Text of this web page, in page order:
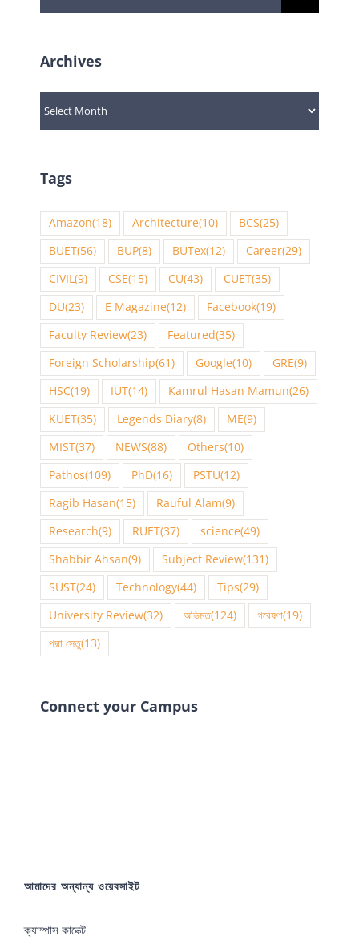
for:
Archives
Archives
Tags
Amazon(18) Architecture(10) BCS(25)
BUET(56) BUP(8) BUTex(12) Career(29)
CIVIL (9) CSE(15) CU(43) CUET(35)
DU(23) E Magazine(12) Facebook(19)
Faculty Review(23) Featured(35)
Foreign Scholarship(61) Google(10) GRE(9)
HSC(19) IUT(14) Kamrul Hasan Mamun(26)
KUET(35) Legends Diary(8) ME(9)
MIST(37) NEWS(88) Others(10)
Pathos(109) PhD(16) PSTU(12)
Ragib Hasan(15) Rauful Alam(9)
Research(9) RUET(37) science(49)
Shabbir Ahsan(9) Subject Review(131)
SUST(24) Technology(44) Tips(29)
University Review(32) অভিমত(124) গবেষণা(19)
পদ্মা সেতু(13)
Connect your Campus
আমাদের অন্যান্য ওয়েবসাইট
ক্যাম্পাস কানেক্ট